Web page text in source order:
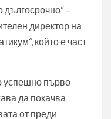
дългосрочно“ –
директор на
който е част
успешно първо
да покачва
от преди